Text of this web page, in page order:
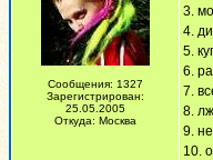
Сообщения: 1327
Зарегистрирован:
25.05.2005
Откуда: Москва
3.
4.
5.
6.
7.
8.
9.
10.